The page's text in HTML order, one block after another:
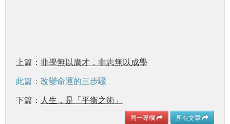
上篇： 非學無以廣才，非志無以成學
此篇：改變命運的三步驟
下篇： 人生，是「平衡之術」
同一專欄 所有文章